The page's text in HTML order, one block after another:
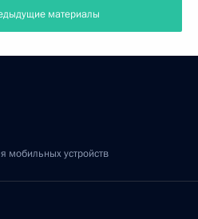
материалы
мобильных устройств